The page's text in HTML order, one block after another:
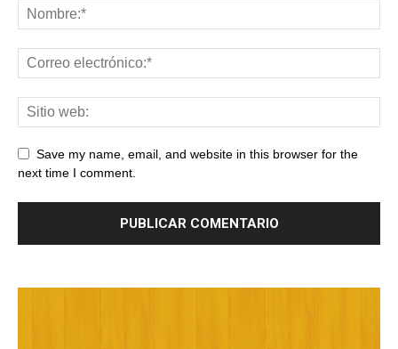
Save my name, email, and website in this browser for the
next time I comment.